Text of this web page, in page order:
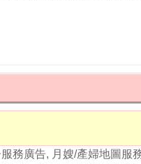
務廣告, 月嫂/產婦地圖服